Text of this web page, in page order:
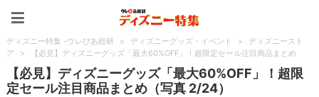
ディズニー特集 -ウレぴあ総研 > ディズニーグッズ・イベント >
ディズニースト
ア
> 【必見】ディズニーグッズ「最大60%OFF」！超限定セール注目商品まとめ
【必見】ディズニーグッズ「最大60%OFF」！超限
定セール注目商品まとめ（写真 2/24）